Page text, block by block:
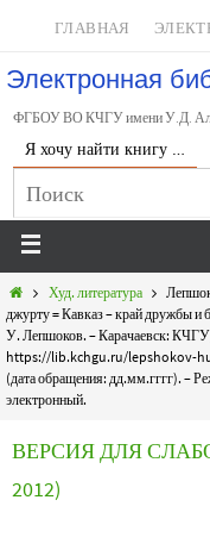
ГЛАВНАЯ
Электронная
ФГБОУ ВО КЧГУ имени У.Д.
Я хочу найти книгу …
Худ. литература
джурту = Кавказ – край дружбы и
У. Лепшоков. – Карачаевск: КЧГУ,
https://lib.kchgu.ru/lepshokov-
(дата обращения: дд.мм.гггг). –
электронный.
ВЕРСИЯ ДЛЯ
2012)